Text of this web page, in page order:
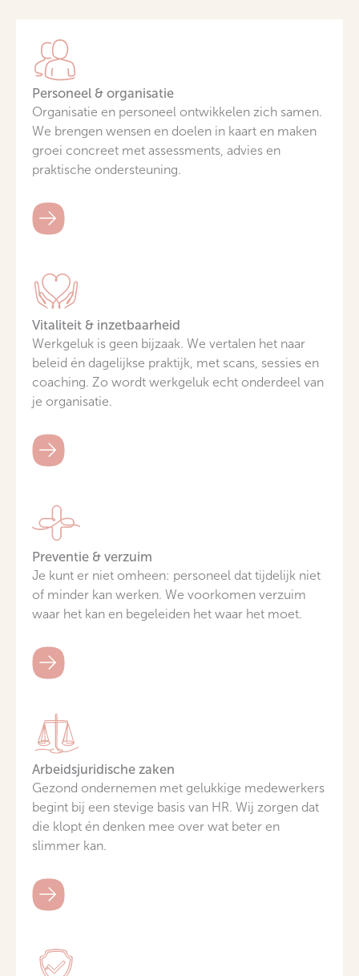
Personeel & organisatie
Organisatie en personeel ontwikkelen zich samen.
We brengen wensen en doelen in kaart en maken
groei concreet met assessments, advies en
praktische ondersteuning.
Vitaliteit & inzetbaarheid
Werkgeluk is geen bijzaak. We vertalen het naar
beleid én dagelijkse praktijk, met scans, sessies en
coaching. Zo wordt werkgeluk echt onderdeel van
je organisatie.
Preventie & verzuim
Je kunt er niet omheen: personeel dat tijdelijk niet
of minder kan werken. We voorkomen verzuim
waar het kan en begeleiden het waar het moet.
Arbeidsjuridische zaken
Gezond ondernemen met gelukkige medewerkers
begint bij een stevige basis van HR. Wij zorgen dat
die klopt én denken mee over wat beter en
slimmer kan.